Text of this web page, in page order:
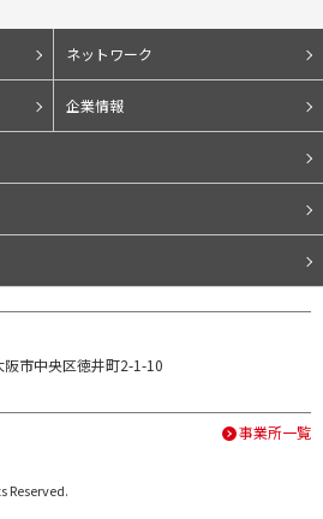
ネットワーク
企業情報
市中央区徳井町2-1-10
事業所一覧
Reserved.